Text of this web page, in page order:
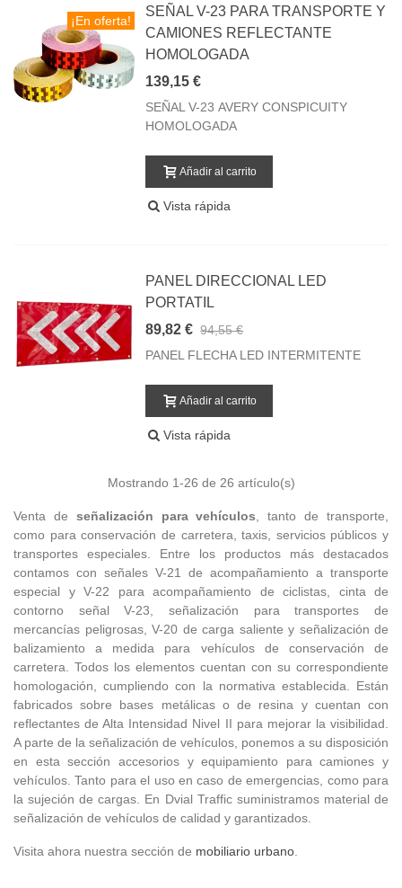
¡En oferta!
SEÑAL V-23 PARA TRANSPORTE Y
CAMIONES REFLECTANTE
HOMOLOGADA
139,15 €
SEÑAL V-23 AVERY CONSPICUITY
HOMOLOGADA
Añadir al carrito
Vista rápida
PANEL DIRECCIONAL LED
PORTATIL
89,82 € 94,55 €
PANEL FLECHA LED INTERMITENTE
Añadir al carrito
Vista rápida
Mostrando 1-26 de 26 artículo(s)
Venta de señalización para vehículos , tanto de transporte,
como para conservación de carretera, taxis, servicios públicos y
transportes especiales. Entre los productos más destacados
contamos con señales V-21 de acompañamiento a transporte
especial y V-22 para acompañamiento de ciclistas, cinta de
contorno señal V-23, señalización para transportes de
mercancías peligrosas, V-20 de carga saliente y señalización de
balizamiento a medida para vehículos de conservación de
carretera. Todos los elementos cuentan con su correspondiente
homologación, cumpliendo con la normativa establecida. Están
fabricados sobre bases metálicas o de resina y cuentan con
reflectantes de Alta Intensidad Nivel II para mejorar la visibilidad.
A parte de la señalización de vehículos, ponemos a su disposición
en esta sección accesorios y equipamiento para camiones y
vehículos. Tanto para el uso en caso de emergencias, como para
la sujeción de cargas. En Dvial Traffic suministramos material de
señalización de vehículos de calidad y garantizados.
Visita ahora nuestra sección de mobiliario urbano